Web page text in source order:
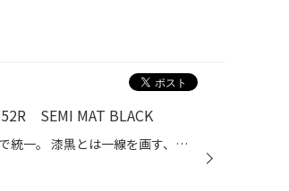
SEMI MAT BLACK
リム、スポーク、刻印の細部まで「半艶」のブラックで統一。 漆黒とは一線を画す、金属的な質感と高級感を両立した限定カラー。完全な艶消しとは異なる、しっとりとした黒を感じる 「セミマットブラック」という選択。 光を優しく受け止めることで、SA-52R特有の鋭いエッジとサイドカットの 立体感...